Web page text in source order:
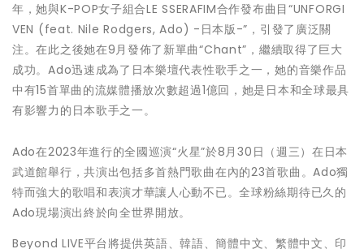
年，她與K-POP女子組合LE SSERAFIM合作發布曲目“UNFORGI
VEN (feat. Nile Rodgers, Ado) -日本版-”，引發了廣泛關
注。在此之後她在9月發佈了新單曲“Chant”，繼續取得了巨大
成功。Ado迅速成為了日本樂壇代表性歌手之一，她的音樂作品
中有15首單曲的流媒體播放次數超過1億回，她是日本和全球最具
有影響力的日本歌手之一。
Ado在2023年進行的全國巡演“火星”於8月30日（週三）在日本
武道館舉行，共演出包括多首熱門歌曲在內的23首歌曲。Ado獨
特而強大的歌唱和表演才華讓人心動不已。全球粉絲期待已久的
Ado現場演出終於向全世界開放。
Beyond LIVE平台將提供英語、韓語、簡體中文、繁體中文、印